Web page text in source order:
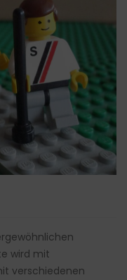
wird mit
verschiedenen